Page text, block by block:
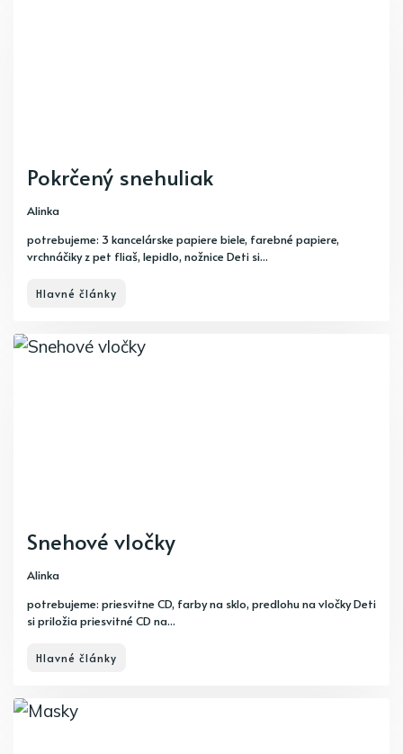
Pokrčený snehuliak
Alinka
potrebujeme: 3 kancelárske papiere biele, farebné papiere,
vrchnáčiky z pet fliaš, lepidlo, nožnice Deti si...
Hlavné články
Snehové vločky
Alinka
potrebujeme: priesvitne CD, farby na sklo, predlohu na vločky Deti
si priložia priesvitné CD na...
Hlavné články